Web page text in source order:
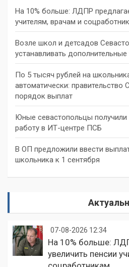
На 10% больше: ЛДПР
учителям, врачам и
Возле школ и детсадов
устанавливать дополнительные
По 5 тысяч рублей на
автоматически: правительство
порядок выплат
Юные севастопольцы получили
работу в ИТ-центре ПСБ
В ОП предложили ввести
школьника к 1 сентября
07-08-2026 12:34
На 10% больше:
увеличить пенсии